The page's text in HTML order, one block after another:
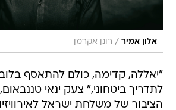
אלון אמיר / רונן אקרמן
"יאללה, קדימה, כולם להתאסף
לתדריך ביטחוני," צעק ינאי
הציבור של משלחת ישראל